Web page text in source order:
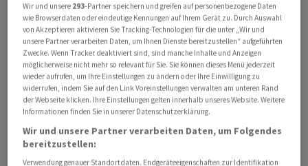
Dies zeigt eine Analyse des Swiss Re Institute zu 36
Ländern, die am Mittwoch veröffentlicht wurde. So
dürfte weltweit das Überschwemmungsrisiko steigen.
Die Hauptursache hoher wetterbedingter
wirtschaftliche Schäden seien aber tropische
Wirbelstürme, gerade in den USA sowie in Ost- und
Südostasien. «Deshalb wird es immer wichtiger,
Anpassungsmassnahmen zu ergreifen», wird Swiss Re-
Chefökonom Jérôme Haegeli zitiert. Diese minderten
Wir und unsere 293-Partner speichern und greifen auf personenbezogene Daten
wie Browserdaten oder eindeutige Kennungen auf Ihrem Gerät zu. Durch Auswahl
von Akzeptieren aktivieren Sie Tracking-Technologien für die unter „Wir und
unsere Partner verarbeiten Daten, um Ihnen Dienste bereitzustellen“ aufgeführten
Zwecke. Wenn Tracker deaktiviert sind, sind manche Inhalte und Anzeigen
möglicherweise nicht mehr so relevant für Sie. Sie können dieses Menü jederzeit
wieder aufrufen, um Ihre Einstellungen zu ändern oder Ihre Einwilligung zu
widerrufen, indem Sie auf den Link Voreinstellungen verwalten am unteren Rand
der Webseite klicken. Ihre Einstellungen gelten innerhalb unseres Website. Weitere
Informationen finden Sie in unserer Datenschutzerklärung.
Wir und unsere Partner verarbeiten Daten, um Folgendes
bereitzustellen:
Verwendung genauer Standortdaten. Endgeräteeigenschaften zur Identifikation